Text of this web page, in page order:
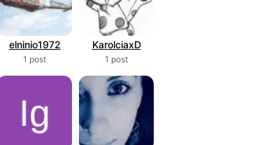
elninio1972
1 post
KarolciaxD
1 post